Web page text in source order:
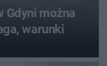
Gdyni można
warunki